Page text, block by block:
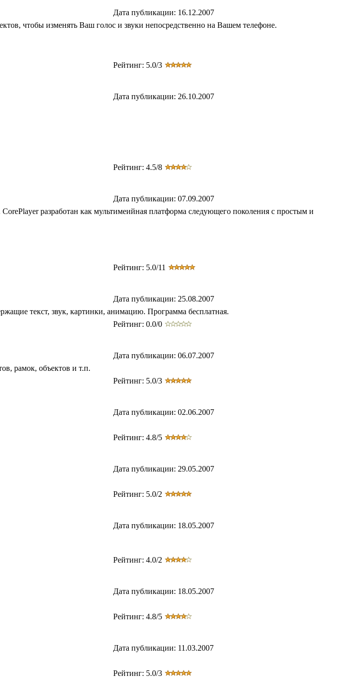
Дата публикации: 16.12.2007
чтобы изменять Ваш голос и звуки непосредственно на Вашем телефоне.
Рейтинг: 5.0/3
Дата публикации: 26.10.2007
Рейтинг: 4.5/8
Дата публикации: 07.09.2007
разработан как мультимеийная платформа следующего поколения с простым и
Рейтинг: 5.0/11
Дата публикации: 25.08.2007
текст, звук, картинки, анимацию. Программа бесплатная.
Рейтинг: 0.0/0
Дата публикации: 06.07.2007
рамок, объектов и т.п.
Рейтинг: 5.0/3
Дата публикации: 02.06.2007
Рейтинг: 4.8/5
Дата публикации: 29.05.2007
Рейтинг: 5.0/2
Дата публикации: 18.05.2007
Рейтинг: 4.0/2
Дата публикации: 18.05.2007
Рейтинг: 4.8/5
Дата публикации: 11.03.2007
Рейтинг: 5.0/3